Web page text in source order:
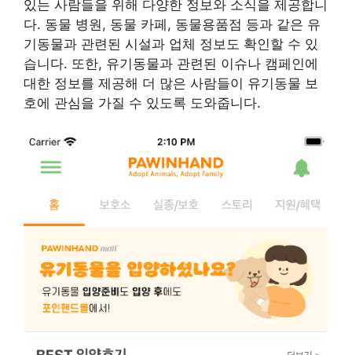
있는 사람들을 위해 다양한 정보와 소식을 제공합니
다. 동물 병원, 동물 카페, 동물용품점 등과 같은 유
기동물과 관련된 시설과 업체 정보도 확인할 수 있
습니다. 또한, 유기동물과 관련된 이슈나 캠페인에
대한 정보를 제공해 더 많은 사람들이 유기동물 보
호에 관심을 가질 수 있도록 도와줍니다.